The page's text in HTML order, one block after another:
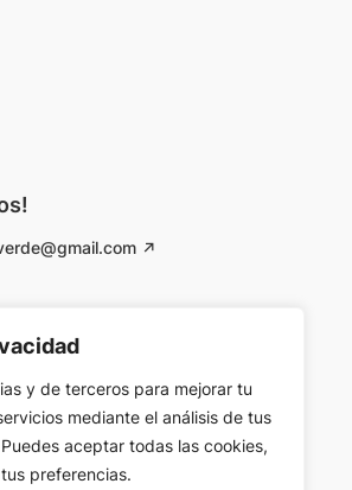
y de terceros para mejorar tu
mediante el análisis de tus
aceptar todas las cookies,
preferencias.